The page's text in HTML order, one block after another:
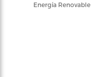
Energía Renovable